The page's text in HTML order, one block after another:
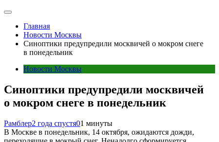
Главная
Новости Москвы
Синоптики предупредили москвичей о мокром снеге
в понедельник
Новости Москвы
Синоптики предупредили москвичей
о мокром снеге в понедельник
Рамблер2 года спустя01 минуты
В Москве в понедельник, 14 октября, ожидаются дожди,